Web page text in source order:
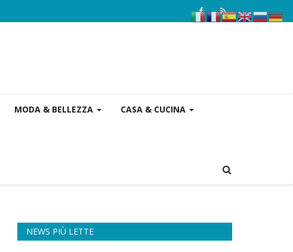
MODA & BELLEZZA CASA & CUCINA
NEWS PIÙ LETTE